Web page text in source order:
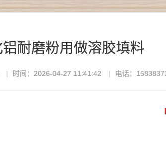
耐磨粉用做溶胶填料
时间：2026-04-27 11:41:42 电话：